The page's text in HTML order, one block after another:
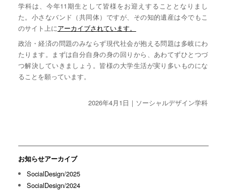
学科は、今年11期生として皆様をお迎えすることとなりまし
た。小さなバンド（共同体）ですが、その知的遺産は今でもこ
のサイト上にアーカイブされています。
政治・経済の問題のみならず現代社会が抱える問題は多岐にわ
たります。まずは自分自身の身の回りから、あわてずひとつづ
つ解決していきましょう。皆様の大学生活が実り多いものにな
ることを願っています。
2026年4月1日｜ソーシャルデザイン学科
お知らせアーカイブ
SocialDesign/2025
SocialDesign/2024